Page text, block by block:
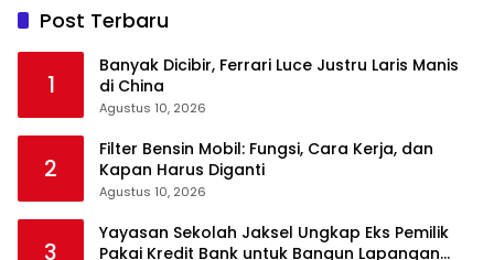
Post Terbaru
1
Banyak Dicibir, Ferrari Luce Justru Laris Manis
di China
Agustus 10, 2026
2
Filter Bensin Mobil: Fungsi, Cara Kerja, dan
Kapan Harus Diganti
Agustus 10, 2026
3
Yayasan Sekolah Jaksel Ungkap Eks Pemilik
Pakai Kredit Bank untuk Bangun Lapangan